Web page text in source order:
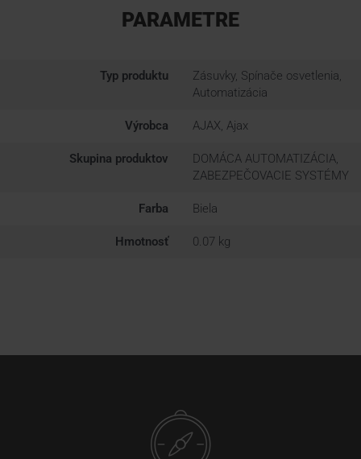
PARAMETRE
Typ produktu
Zásuvky, Spínače osvetlenia,
Automatizácia
Výrobca AJAX, Ajax
Skupina produktov
DOMÁCA AUTOMATIZÁCIA,
ZABEZPEČOVACIE SYSTÉMY
Farba Biela
Hmotnosť 0.07 kg